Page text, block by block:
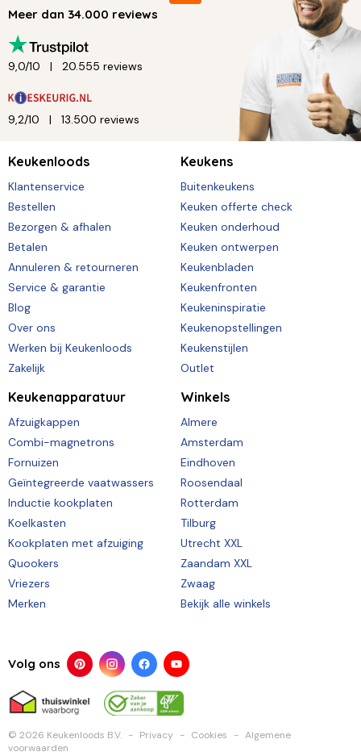
Meer dan 34.000 reviews
9,0/10 20.555 reviews
9,2/10 13.500 reviews
Keukenloods
Klantenservice
Bestellen
Bezorgen & afhalen
Betalen
Annuleren & retourneren
Service & garantie
Blog
Over ons
Werken bij Keukenloods
Zakelijk
Keukens
Buitenkeukens
Keuken offerte check
Keuken onderhoud
Keuken ontwerpen
Keukenbladen
Keukenfronten
Keukeninspiratie
Keukenopstellingen
Keukenstijlen
Outlet
Keukenapparatuur
Afzuigkappen
Combi-magnetrons
Fornuizen
Geïntegreerde vaatwassers
Inductie kookplaten
Koelkasten
Kookplaten met afzuiging
Quookers
Vriezers
Merken
Winkels
Almere
Amsterdam
Eindhoven
Roosendaal
Rotterdam
Tilburg
Utrecht XXL
Zaandam XXL
Zwaag
Bekijk alle winkels
Volg ons
© 2026 Keukenloods B.V. Privacy Cookies
Algemene
voorwaarden